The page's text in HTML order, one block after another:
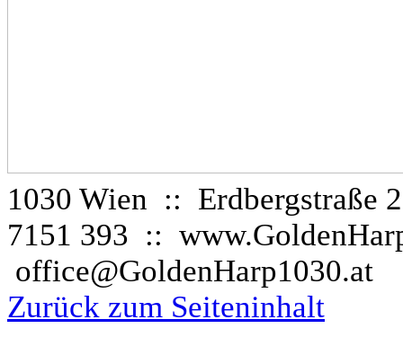
1030 Wien :: Erdbergstraße
7151 393 ::
office@GoldenHarp1030.at
Zurück zum Seiteninhalt